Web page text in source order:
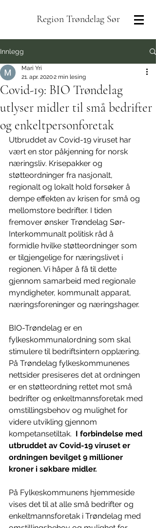
Region Trøndelag Sør
Innlegg
Covid-19: BIO Trøndelag
utlyser midler til små bedrifter
og enkeltpersonforetak
Mari Yri
21. apr. 20202 min lesing
Utbruddet av Covid-19 viruset har
vært en stor påkjenning for norsk
næringsliv. Krisepakker og
støtteordninger fra nasjonalt,
regionalt og lokalt hold forsøker å
dempe effekten av krisen for små og
mellomstore bedrifter. I tiden
fremover ønsker Trøndelag Sør-
Interkommunalt politisk råd å
formidle hvilke støtteordninger som
er tilgjengelige for næringslivet i
regionen. Vi håper å få til dette
gjennom samarbeid med regionale
myndigheter, kommunalt apparat,
næringsforeninger og næringshager.
BIO-Trøndelag er en
fylkeskommunalordning som skal
stimulere til bedriftsintern opplæring.
På Trøndelag fylkeskommunenes
nettsider presiseres det at ordningen
er en støtteordning rettet mot små
bedrifter og enkeltmannsforetak med
omstillingsbehov og mulighet for
videre utvikling gjennom
kompetansetiltak. I forbindelse med
utbruddet av Covid-19 viruset er
ordningen bevilget 9 millioner
kroner i søkbare midler.
På Fylkeskommunens hjemmeside
vises det til at alle små bedrifter og
enkeltmannsforetak i Trøndelag med